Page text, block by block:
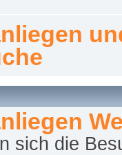
sich die